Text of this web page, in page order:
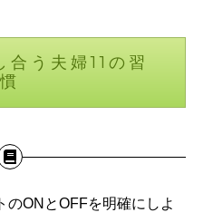
合う夫婦11の習
慣
のONとOFFを明確にしよ